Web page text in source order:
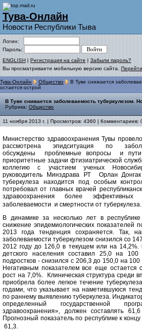
Тува-Онлайн
Новости Республики Тыва
Логин:
Пароль:
ENGLISH | Регистрация на сайте | Забыли пароль?
Вы просматриваете мобильную версию сайта.
Тува-Онлайн Общество
В Туве снижается
остается острой
В Туве снижается заболеваемость туберкулезом.
Рубрика: Общество
11 ноября 2013 г. | Просмотров: 4360 | Комментариев:
Министерство здравоохранения Тувы
рассмотрена эпидситуация по
обсуждены проблемные вопросы и
приоритетные задачи фтизиатрической
коллегию с участием ученых
руководитель Минздрава РТ Орлан
туберкулеза находится под особым
потребовал от главных врачей
здравоохранения более
заболеваемости и смертности от туберкулеза.
В динамике за несколько лет в республике
снижение эпидемиологических показателей
2013 года тенденция сохраняется. Так,
заболеваемости туберкулезом снизился со
2012 году до 126,0 в текущем или на 14,2%.
детского населения составил 25,0 на 100
подростков - снизился с 206,3 до 150,0 на
Негативным показателем все еще остается
рост на 7,0%. Клиническая структура среди
приобрела более легкое течение
годами, что указывает на наметившуюся
по раннему выявлению туберкулеза.
определенный государственной
здравоохранения», должен составлять
Прогнозный показатель по республике к
61,3.